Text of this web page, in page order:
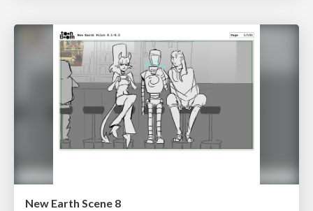
New Earth Scene 8